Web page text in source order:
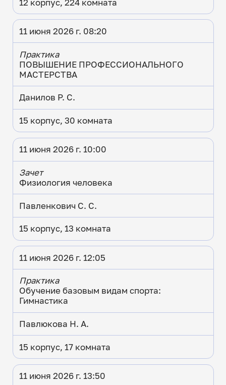
12 корпус, 224 комната
11 июня 2026 г. 08:20
Практика
ПОВЫШЕНИЕ ПРОФЕССИОНАЛЬНОГО
МАСТЕРСТВА
Данилов Р. С.
15 корпус, 30 комната
11 июня 2026 г. 10:00
Зачет
Физиология человека
Павленкович С. С.
15 корпус, 13 комната
11 июня 2026 г. 12:05
Практика
Обучение базовым видам спорта:
Гимнастика
Павлюкова Н. А.
15 корпус, 17 комната
11 июня 2026 г. 13:50